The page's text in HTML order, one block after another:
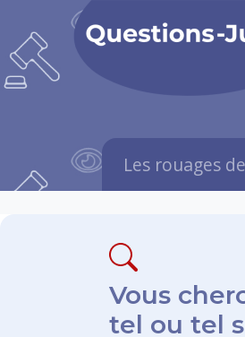
Les rouages
Vous
tel ou tel